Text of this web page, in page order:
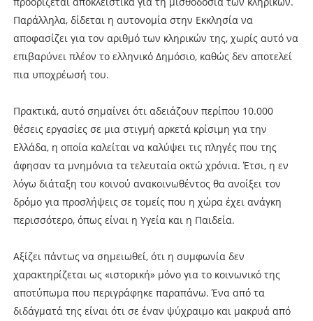
Παράλληλα, δίδεται η αυτονομία στην Εκκλησία να
αποφασίζει για τον αριθμό των κληρικών της, χωρίς αυτό να
επιβαρύνει πλέον το ελληνικό Δημόσιο, καθώς δεν αποτελεί
πια υποχρέωσή του.
Πρακτικά, αυτό σημαίνει ότι αδειάζουν περίπου 10.000
θέσεις εργασίες σε μια στιγμή αρκετά κρίσιμη για την
Ελλάδα, η οποία καλείται να καλύψει τις πληγές που της
άφησαν τα μνημόνια τα τελευταία οκτώ χρόνια. Έτσι, η εν
λόγω διάταξη του κοινού ανακοινωθέντος θα ανοίξει τον
δρόμο για προσλήψεις σε τομείς που η χώρα έχει ανάγκη
περισσότερο, όπως είναι η Υγεία και η Παιδεία.
Αξίζει πάντως να σημειωθεί, ότι η συμφωνία δεν
χαρακτηρίζεται ως «ιστορική» μόνο για το κοινωνικό της
αποτύπωμα που περιγράφηκε παραπάνω. Ένα από τα
διδάγματά της είναι ότι σε έναν ψύχραιμο και μακρυά από